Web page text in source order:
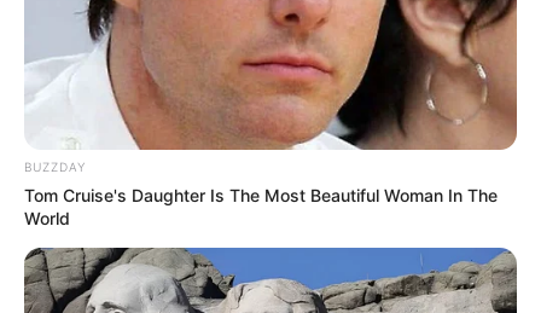
BUZZDAY
Tom Cruise's Daughter Is The Most Beautiful Woman In The
World